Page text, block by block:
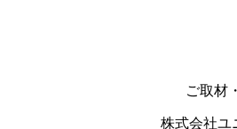
ご取材
株式会社ユ